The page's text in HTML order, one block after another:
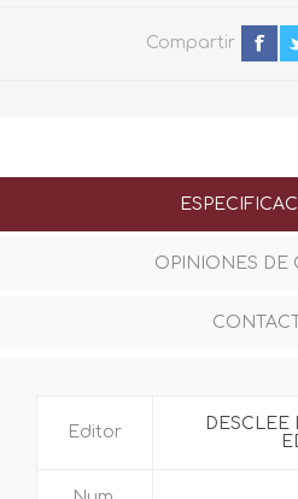
Compartir
OPINIONES DE
Editor
DESCLEE